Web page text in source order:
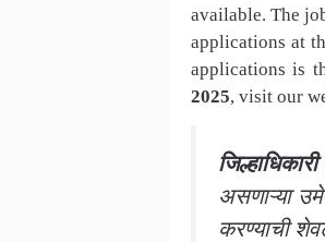
available. The
applications at
applications is
2025, visit our
असणाऱ्या
करण्याची